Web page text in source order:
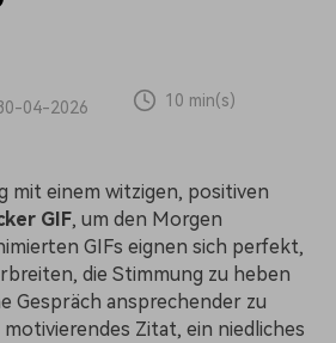
04-2026 10 min(s)
mit einem witzigen, positiven
GIF, um den Morgen
GIFs eignen sich perfekt,
die Stimmung zu heben
Gespräch ansprechender zu
Zitat, ein niedliches